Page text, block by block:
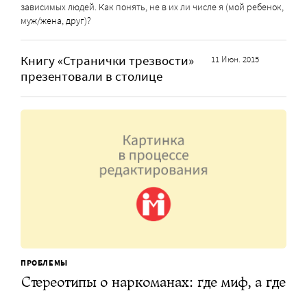
зависимых людей. Как понять, не в их ли числе я (мой ребенок,
муж/жена, друг)?
Книгу «Странички трезвости»
презентовали в столице
11 Июн. 2015
ПРОБЛЕМЫ
Стереотипы о наркоманах: где миф, а где